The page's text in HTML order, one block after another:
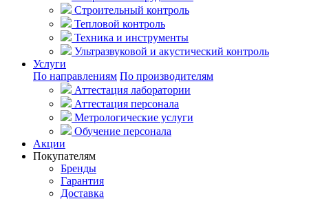
Строительный контроль
Тепловой контроль
Техника и инструменты
Ультразвуковой и акустический контроль
Услуги
По направлениям По производителям
Аттестация лаборатории
Аттестация персонала
Метрологические услуги
Обучение персонала
Акции
Покупателям
Бренды
Гарантия
Доставка